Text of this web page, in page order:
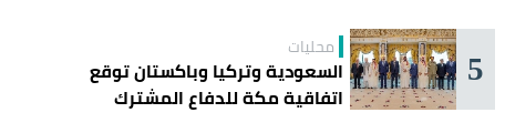
5 محليات
السعودية وتركيا وباكستان توقع
اتفاقية مكة للدفاع المشترك